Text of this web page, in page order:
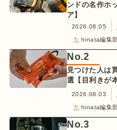
ンドの名作ホ
ア】
2026.08.05
hinata編集
No.2
見つけた人は
選【目利きが
2026.08.03
hinata編集
No.3